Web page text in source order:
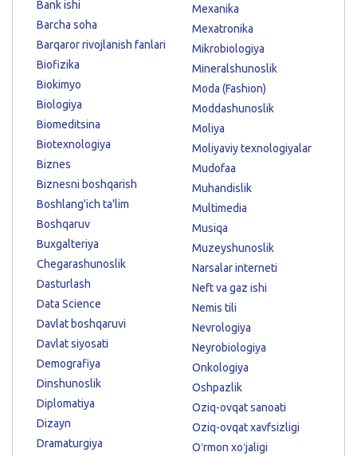
Bank ishi
Barcha soha
Barqaror rivojlanish fanlari
Biofizika
Biokimyo
Biologiya
Biomeditsina
Biotexnologiya
Biznes
Biznesni boshqarish
Boshlang'ich ta'lim
Boshqaruv
Buxgalteriya
Chegarashunoslik
Dasturlash
Data Science
Davlat boshqaruvi
Davlat siyosati
Demografiya
Dinshunoslik
Diplomatiya
Dizayn
Dramaturgiya
Mexanika
Mexatronika
Mikrobiologiya
Mineralshunoslik
Moda (Fashion)
Moddashunoslik
Moliya
Moliyaviy texnologiyalar
Mudofaa
Muhandislik
Multimedia
Musiqa
Muzeyshunoslik
Narsalar interneti
Neft va gaz ishi
Nemis tili
Nevrologiya
Neyrobiologiya
Onkologiya
Oshpazlik
Oziq-ovqat sanoati
Oziq-ovqat xavfsizligi
Oʻrmon xoʻjaligi